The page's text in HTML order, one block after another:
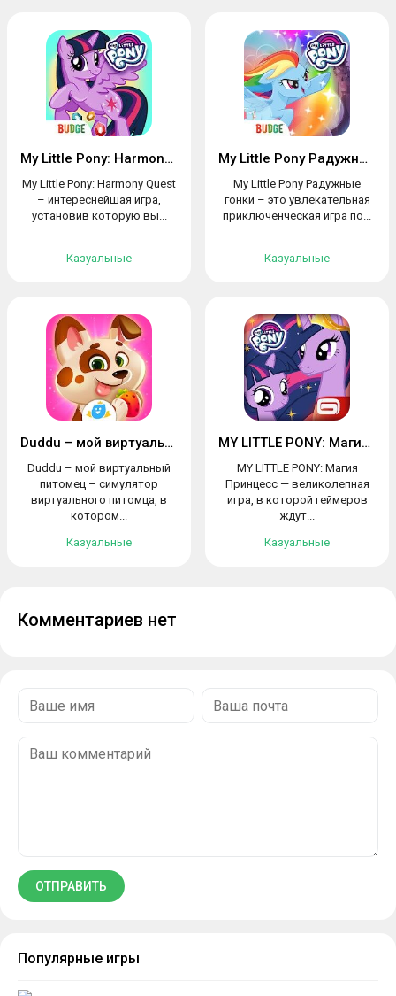
My Little Pony: Harmony Quest
My Little Pony: Harmony Quest
– интереснейшая игра,
установив которую вы...
Казуальные
My Little Pony Радужные гонки
My Little Pony Радужные
гонки – это увлекательная
приключенческая игра по...
Казуальные
Duddu – мой виртуальный питомец
Duddu – мой виртуальный
питомец – симулятор
виртуального питомца, в
котором...
Казуальные
MY LITTLE PONY: Магия Принцесс
MY LITTLE PONY: Магия
Принцесс — великолепная
игра, в которой геймеров
ждут...
Казуальные
Комментариев нет
Популярные игры